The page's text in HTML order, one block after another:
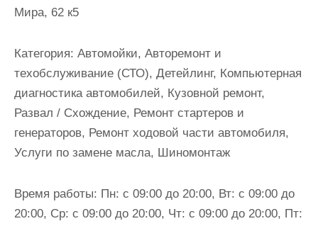
Мира, 62 к5
Категория: Автомойки, Авторемонт и
техобслуживание (СТО), Детейлинг, Компьютерная
диагностика автомобилей, Кузовной ремонт,
Развал / Схождение, Ремонт стартеров и
генераторов, Ремонт ходовой части автомобиля,
Услуги по замене масла, Шиномонтаж
Время работы: Пн: с 09:00 до 20:00, Вт: с 09:00 до
20:00, Ср: с 09:00 до 20:00, Чт: с 09:00 до 20:00, Пт: